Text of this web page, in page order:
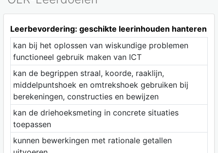
Leerbevordering: geschikte leerinhouden hanteren
kan bij het oplossen van wiskundige problemen
functioneel gebruik maken van ICT
kan de begrippen straal, koorde, raaklijn,
middelpuntshoek en omtrekshoek gebruiken bij
berekeningen, constructies en bewijzen
kan de driehoeksmeting in concrete situaties
toepassen
kunnen bewerkingen met rationale getallen